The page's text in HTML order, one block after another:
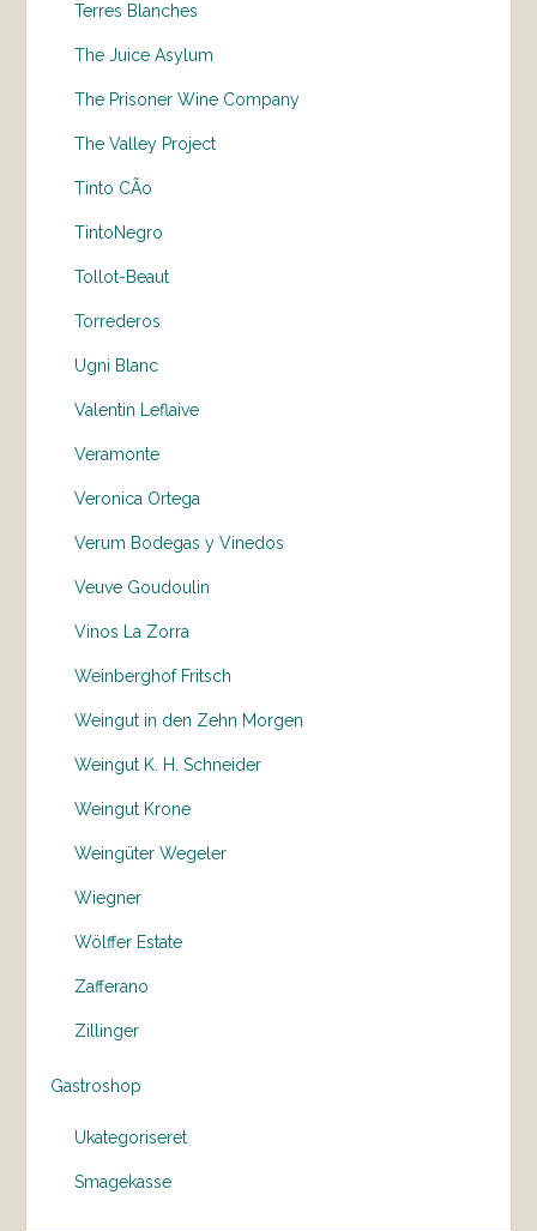
Terres Blanches
The Juice Asylum
The Prisoner Wine Company
The Valley Project
Tinto CÃo
TintoNegro
Tollot-Beaut
Torrederos
Ugni Blanc
Valentin Leflaive
Veramonte
Veronica Ortega
Verum Bodegas y Vinedos
Veuve Goudoulin
Vinos La Zorra
Weinberghof Fritsch
Weingut in den Zehn Morgen
Weingut K. H. Schneider
Weingut Krone
Weingüter Wegeler
Wiegner
Wölffer Estate
Zafferano
Zillinger
Gastroshop
Ukategoriseret
Smagekasse